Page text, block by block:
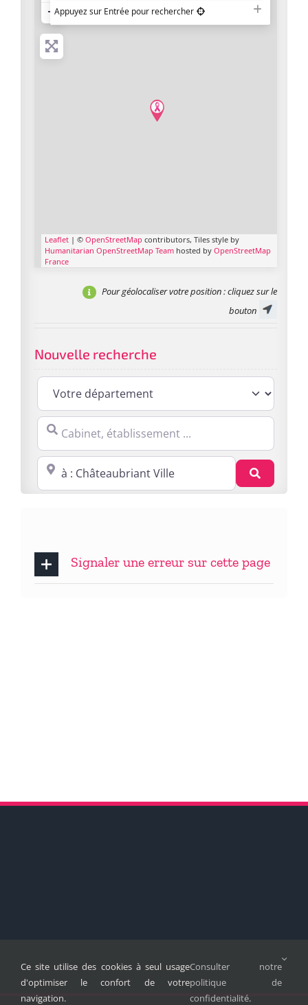
−Appuyez sur Entrée pour rechercher
Leaflet | © OpenStreetMap contributors, Tiles style by
Humanitarian OpenStreetMap Team hosted by OpenStreetMap
France
Pour géolocaliser votre position: cliquez sur le
bouton
Nouvelle recherche
Cabinet, établissement ...
Proche de : ville, cp, lieu ...
Signaler une erreur sur cette page
Ce site utilise des cookies à seul usage
d'optimiser le confort de votre
navigation.
Consulter notre
politique de
confidentialité.